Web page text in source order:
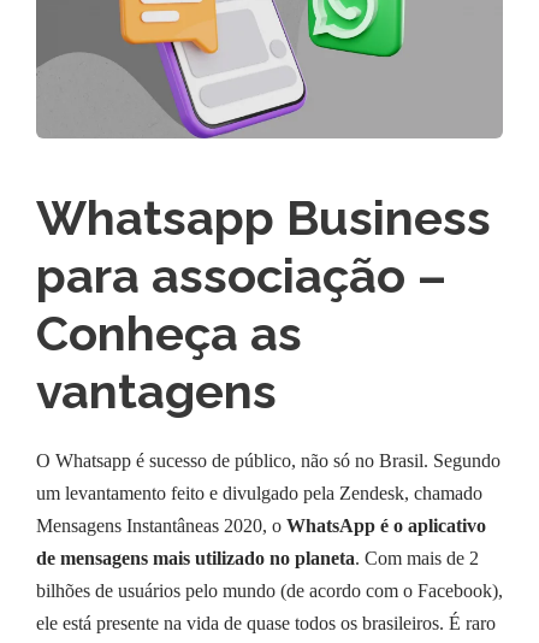
Whatsapp Business
para associação –
Conheça as
vantagens
O Whatsapp é sucesso de público, não só no Brasil. Segundo
um levantamento feito e divulgado pela Zendesk, chamado
Mensagens Instantâneas 2020, o WhatsApp é o aplicativo
de mensagens mais utilizado no planeta. Com mais de 2
bilhões de usuários pelo mundo (de acordo com o Facebook),
ele está presente na vida de quase todos os brasileiros. É raro